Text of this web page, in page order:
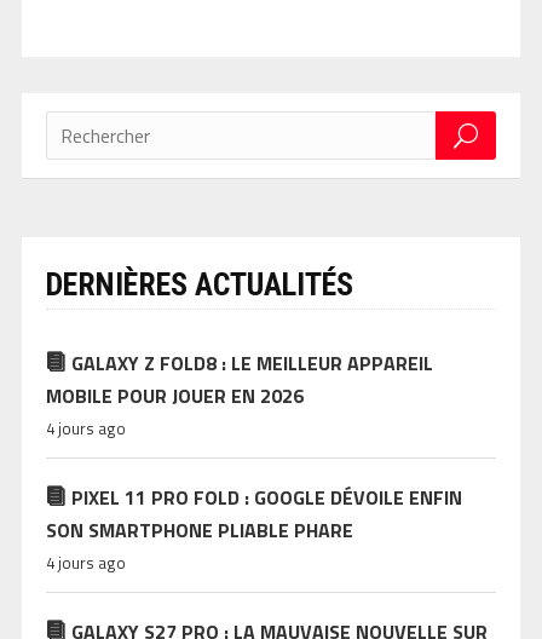
DERNIÈRES ACTUALITÉS
GALAXY Z FOLD8 : LE MEILLEUR APPAREIL
MOBILE POUR JOUER EN 2026
4 jours ago
PIXEL 11 PRO FOLD : GOOGLE DÉVOILE ENFIN
SON SMARTPHONE PLIABLE PHARE
4 jours ago
GALAXY S27 PRO : LA MAUVAISE NOUVELLE SUR